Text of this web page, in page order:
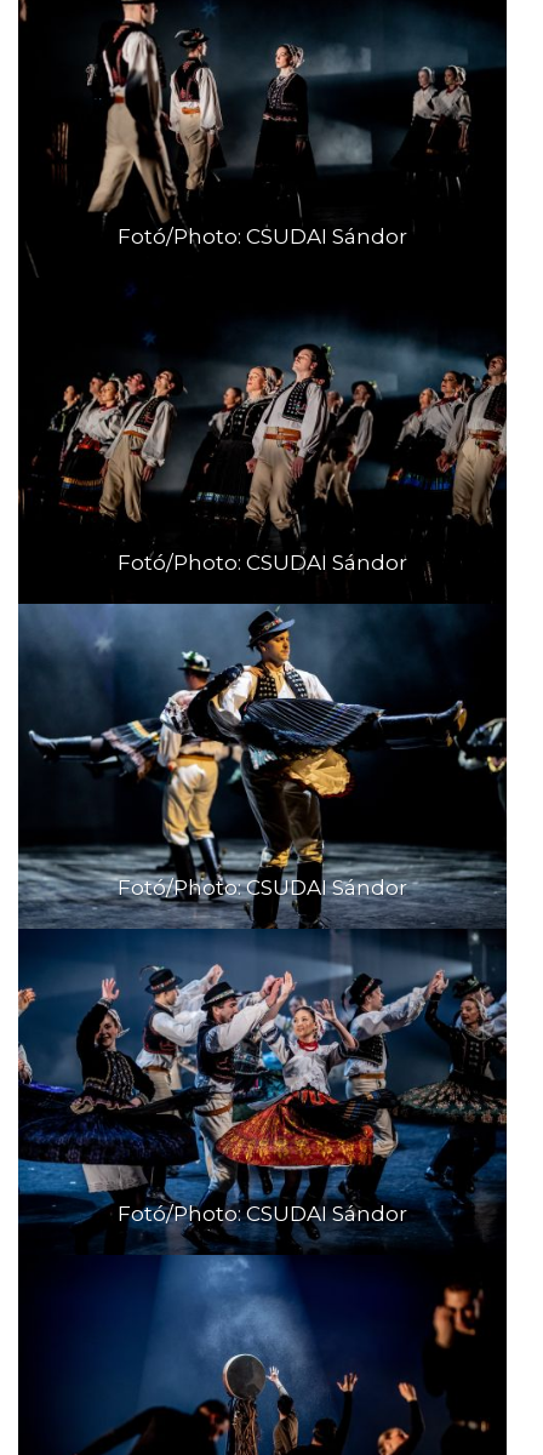
Fotó/Photo: CSUDAI Sándor
Fotó/Photo: CSUDAI Sándor
Fotó/Photo: CSUDAI Sándor
Fotó/Photo: CSUDAI Sándor